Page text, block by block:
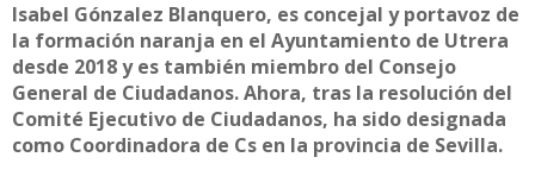
Isabel Gónzalez Blanquero, es concejal y portavoz de
la formación naranja en el Ayuntamiento de Utrera
desde 2018 y es también miembro del Consejo
General de Ciudadanos. Ahora, tras la resolución del
Comité Ejecutivo de Ciudadanos, ha sido designada
como Coordinadora de Cs en la provincia de Sevilla.